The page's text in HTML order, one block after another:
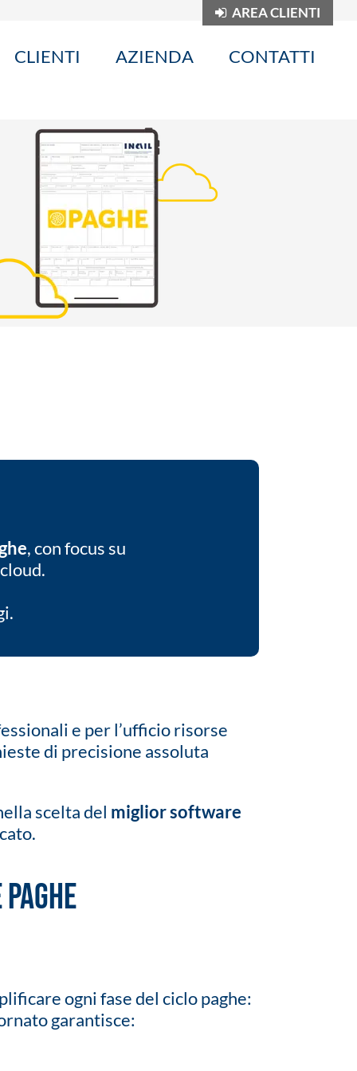
AREA CLIENTI
CLIENTI AZIENDA CONTATTI
, con focus su
e per l’ufficio risorse
di precisione assoluta
scelta del miglior software
ogni fase del ciclo paghe:
garantisce: